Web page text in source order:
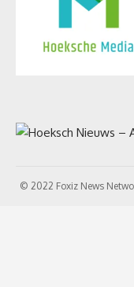
© 2022 Foxiz News